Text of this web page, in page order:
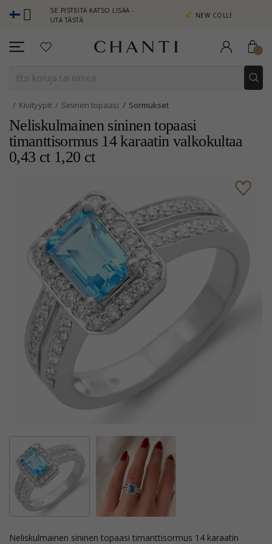
PISTEITÄ KATSO LISÄÄ -
TÄSTÄ
NEW COLLECTION | AURA
Kivityypit Sininen topaasi Sormukset
Neliskulmainen sininen topaasi
timanttisormus 14 karaatin valkokultaa
0,43 ct 1,20 ct
neliskulmainen sininen topaasi timanttisormus 14 karaatin